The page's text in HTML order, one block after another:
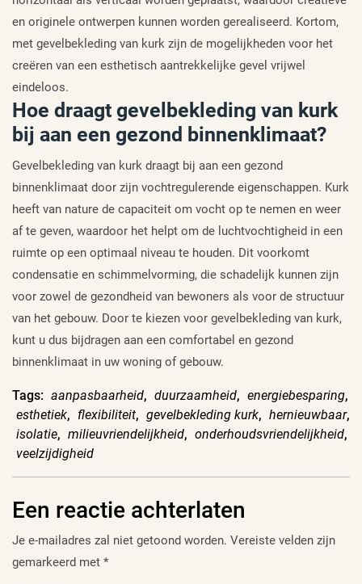
en originele ontwerpen kunnen worden gerealiseerd. Kortom,
met gevelbekleding van kurk zijn de mogelijkheden voor het
creëren van een esthetisch aantrekkelijke gevel vrijwel
eindeloos.
Hoe draagt gevelbekleding van kurk
bij aan een gezond binnenklimaat?
Gevelbekleding van kurk draagt bij aan een gezond
binnenklimaat door zijn vochtregulerende eigenschappen. Kurk
heeft van nature de capaciteit om vocht op te nemen en weer
af te geven, waardoor het helpt om de luchtvochtigheid in een
ruimte op een optimaal niveau te houden. Dit voorkomt
condensatie en schimmelvorming, die schadelijk kunnen zijn
voor zowel de gezondheid van bewoners als voor de structuur
van het gebouw. Door te kiezen voor gevelbekleding van kurk,
kunt u dus bijdragen aan een comfortabel en gezond
binnenklimaat in uw woning of gebouw.
Tags: aanpasbaarheid, duurzaamheid, energiebesparing,
esthetiek, flexibiliteit, gevelbekleding kurk, hernieuwbaar,
isolatie, milieuvriendelijkheid, onderhoudsvriendelijkheid,
veelzijdigheid
Een reactie achterlaten
Je e-mailadres zal niet getoond worden. Vereiste velden zijn
gemarkeerd met *